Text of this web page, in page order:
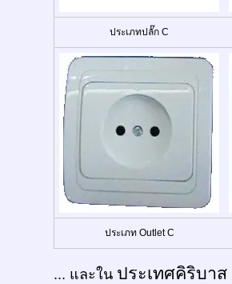
ประเภทปลั๊ก C
ประเภท Outlet C
... และใน ประเทศคิริบาส